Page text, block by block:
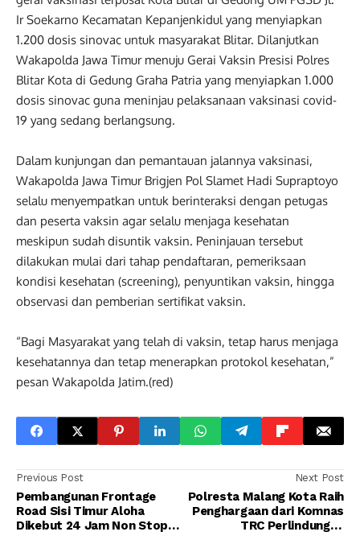
Ir Soekarno Kecamatan Kepanjenkidul yang menyiapkan
1.200 dosis sinovac untuk masyarakat Blitar. Dilanjutkan
Wakapolda Jawa Timur menuju Gerai Vaksin Presisi Polres
Blitar Kota di Gedung Graha Patria yang menyiapkan 1.000
dosis sinovac guna meninjau pelaksanaan vaksinasi covid-
19 yang sedang berlangsung.
Dalam kunjungan dan pemantauan jalannya vaksinasi,
Wakapolda Jawa Timur Brigjen Pol Slamet Hadi Supraptoyo
selalu menyempatkan untuk berinteraksi dengan petugas
dan peserta vaksin agar selalu menjaga kesehatan
meskipun sudah disuntik vaksin. Peninjauan tersebut
dilakukan mulai dari tahap pendaftaran, pemeriksaan
kondisi kesehatan (screening), penyuntikan vaksin, hingga
observasi dan pemberian sertifikat vaksin.
“Bagi Masyarakat yang telah di vaksin, tetap harus menjaga
kesehatannya dan tetap menerapkan protokol kesehatan,”
pesan Wakapolda Jatim.(red)
Previous Post
Pembangunan Frontage
Road Sisi Timur Aloha
Dikebut 24 Jam Non Stop,
Next Post
Polresta Malang Kota Raih
Penghargaan dari Komnas
TRC Perlindungan